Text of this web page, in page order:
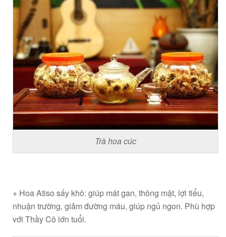
Trà hoa cúc
+ Hoa Atiso sấy khô: giúp mát gan, thông mật, lợi tiểu,
nhuận trường, giảm đường máu, giúp ngủ ngon. Phù hợp
với Thầy Cô lớn tuổi.